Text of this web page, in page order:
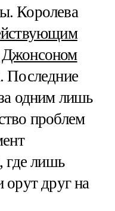
Королева
Джонсоном
Последние
одним лишь
проблем
где лишь
орут друг на